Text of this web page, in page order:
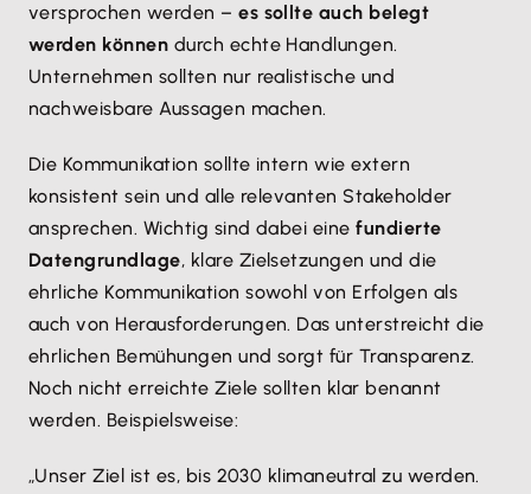
versprochen werden –es sollte auch belegt
werden können durch echte Handlungen.
Unternehmen sollten nur realistische und
nachweisbare Aussagen machen.
Die Kommunikation sollte intern wie extern
konsistent sein und alle relevanten Stakeholder
ansprechen. Wichtig sind dabei einefundierte
Datengrundlage, klare Zielsetzungen und die
ehrliche Kommunikation sowohl von Erfolgen als
auch von Herausforderungen. Das unterstreicht die
ehrlichen Bemühungen und sorgt für Transparenz.
Noch nicht erreichte Ziele sollten klar benannt
werden. Beispielsweise:
„Unser Ziel ist es, bis 2030 klimaneutral zu werden.